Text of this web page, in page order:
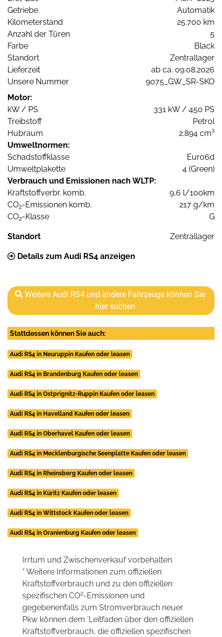
Getriebe
Automatik
Kilometerstand
25.700 km
Anzahl der Türen
5
Farbe
Black
Standort
Zentrallager
Lieferzeit
ab ca. 09.08.2026
Unsere Nummer
9075_GW_SR-SKO
Motor:
kW / PS
331 kW / 450 PS
Treibstoff
Petrol
Hubraum
2.894 cm³
Umweltnormen:
Schadstoffklasse
Euro6d
Umweltplakette
4 (Green)
Verbrauch und Emissionen nach WLTP:
Kraftstoffverbr. komb.
9,6 l/100km
CO2-Emissionen komb.
217 g/km
CO2-Klasse G
Standort Zentrallager
Details zum Audi RS4 anzeigen
Weitere Audi RS4 und andere Fahrzeuge können Sie
hier suchen
Stattdessen können Sie auch:
Audi RS4 in Neuruppin Kaufen oder leasen
Audi RS4 in Brandenburg Kaufen oder leasen
Audi RS4 in Ostprignitz-Ruppin Kaufen oder leasen
Audi RS4 in Havelland Kaufen oder leasen
Audi RS4 in Oberhavel Kaufen oder leasen
Audi RS4 in Mecklenburgische Seenplatte Kaufen oder leasen
Audi RS4 in Rheinsberg Kaufen oder leasen
Audi RS4 in Küritz Kaufen oder leasen
Audi RS4 in Wittstock Kaufen oder leasen
Audi RS4 in Oranienburg Kaufen oder leasen
Irrtum und Zwischenverkauf vorbehalten.
* Weitere Informationen zum offiziellen
Kraftstoffverbrauch und zu den offiziellen
spezifischen CO2-Emissionen und
gegebenenfalls zum Stromverbrauch neuer
Pkw können dem 'Leitfaden über den offiziellen
Kraftstoffverbrauch, die offiziellen spezifischen